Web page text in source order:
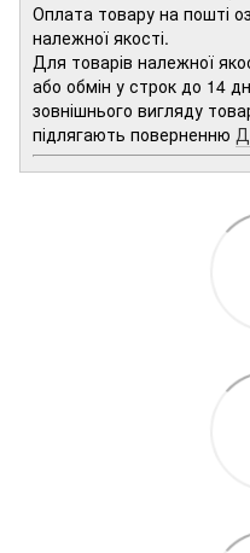
Оплата товару на пошті
належної якості.
Для товарів належної
або обмін у строк до 14
зовнішнього вигляду
підлягають поверненню